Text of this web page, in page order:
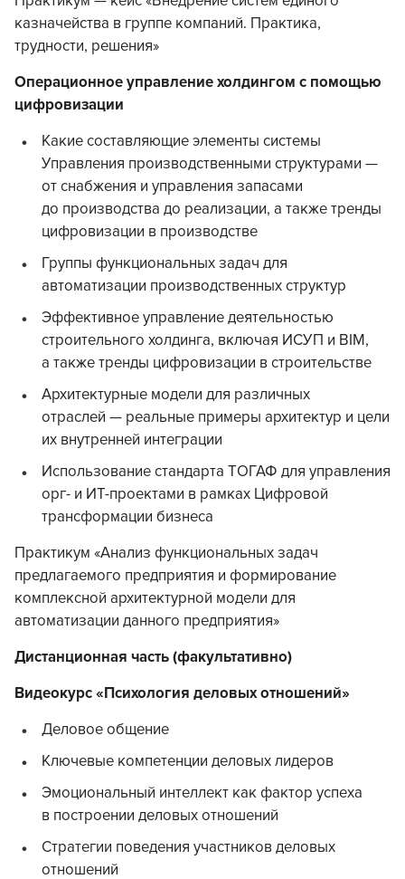
казначейства в группе компаний. Практика,
трудности, решения»
Операционное управление холдингом с помощью
цифровизации
Какие составляющие элементы системы
Управления производственными структурами —
от снабжения и управления запасами
до производства до реализации, а также тренды
цифровизации в производстве
Группы функциональных задач для
автоматизации производственных структур
Эффективное управление деятельностью
строительного холдинга, включая ИСУП и BIM,
а также тренды цифровизации в строительстве
Архитектурные модели для различных
отраслей — реальные примеры архитектур и цели
их внутренней интеграции
Использование стандарта ТОГАФ для управления
орг- и ИТ-проектами в рамках Цифровой
трансформации бизнеса
Практикум «Анализ функциональных задач
предлагаемого предприятия и формирование
комплексной архитектурной модели для
автоматизации данного предприятия»
Дистанционная часть (факультативно)
Видеокурс «Психология деловых отношений»
Деловое общение
Ключевые компетенции деловых лидеров
Эмоциональный интеллект как фактор успеха
в построении деловых отношений
Стратегии поведения участников деловых
отношений